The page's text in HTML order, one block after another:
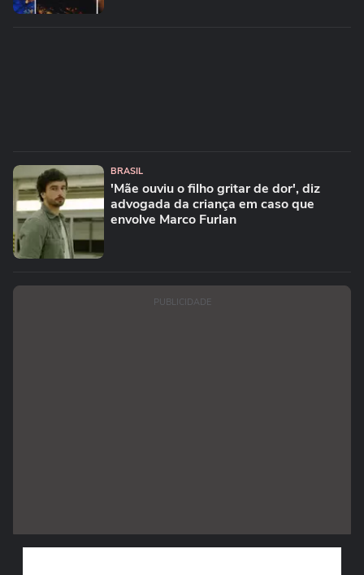
BRASIL
'Mãe ouviu o filho gritar de dor', diz
advogada da criança em caso que
envolve Marco Furlan
PUBLICIDADE